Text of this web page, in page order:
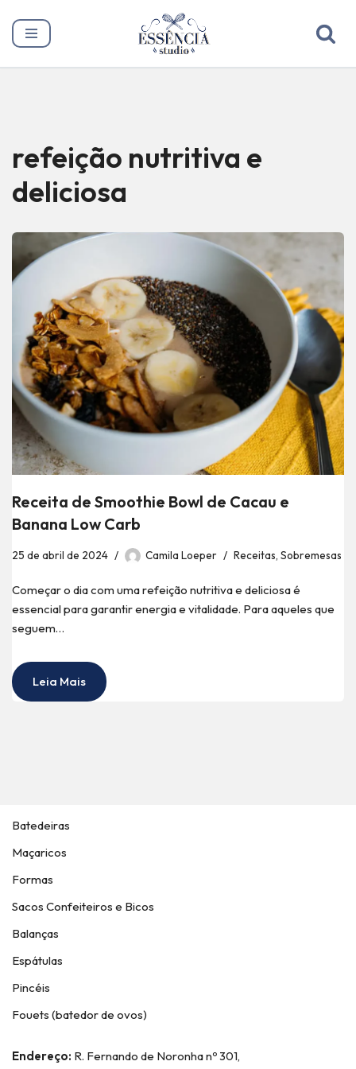
Pular
refeição nutritiva e
deliciosa
Receita de Smoothie Bowl de Cacau e
Banana Low Carb
25 de abril de 2024 Camila Loeper Receitas, Sobremesas
Começar o dia com uma refeição nutritiva e deliciosa é
essencial para garantir energia e vitalidade. Para aqueles que
seguem…
Leia Mais
Batedeiras
Maçaricos
Formas
Sacos Confeiteiros e Bicos
Balanças
Espátulas
Pincéis
Fouets (batedor de ovos)
Endereço: R. Fernando de Noronha nº 301,